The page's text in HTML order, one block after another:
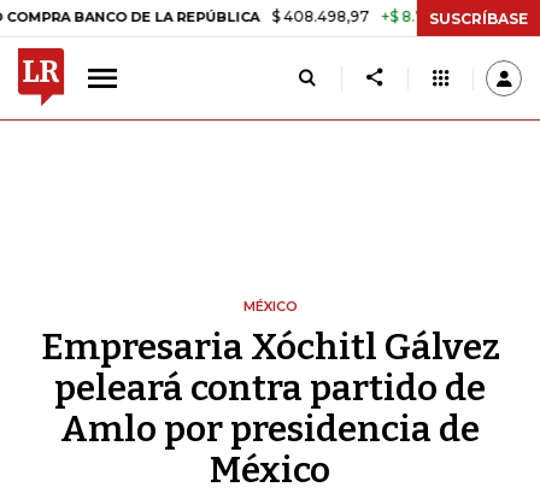
DE LA REPÚBLICA $ 408.498,97 +$ 8.753,81 +2,19% TASA DE
SUSCRÍBASE
MÉXICO
Empresaria Xóchitl Gálvez
peleará contra partido de
Amlo por presidencia de
México